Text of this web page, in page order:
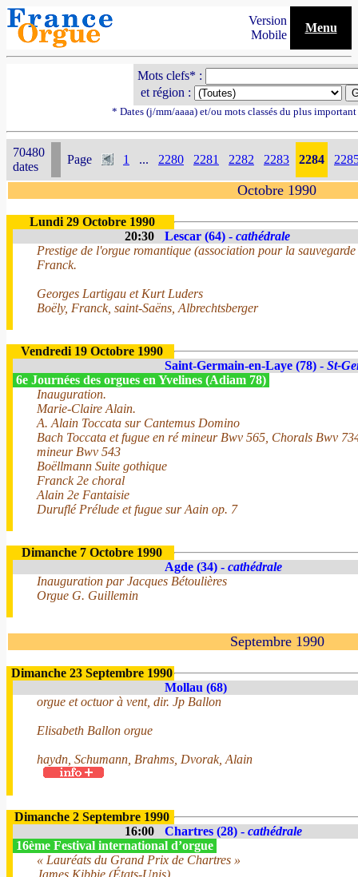
Version
Mobile
Menu
Mots clefs* :
et région :
* Dates (j/mm/aaaa) et/ou mots classés du plus
70480
dates
Page 1 ... 2280 2281 2282 2283 2284
Octobre 1990
Lundi 29 Octobre 1990
20:30
Lescar (64) - cathédrale
Prestige de l'orgue romantique (association pour la
Franck.
Georges Lartigau et Kurt Luders
Boëly, Franck, saint-Saëns, Albrechtsberger
Vendredi 19 Octobre 1990
Saint-Germain-en-Laye (78) - St-
6e Journées des orgues en Yvelines (Adiam 78)
Inauguration.
Marie-Claire Alain.
A. Alain Toccata sur Cantemus Domino
Bach Toccata et fugue en ré mineur Bwv 565, Chorals Bwv
mineur Bwv 543
Boëllmann Suite gothique
Franck 2e choral
Alain 2e Fantaisie
Duruflé Prélude et fugue sur Aain op. 7
Dimanche 7 Octobre 1990
Agde (34) - cathédrale
Inauguration par Jacques Bétoulières
Orgue G. Guillemin
Septembre 1990
Dimanche 23 Septembre 1990
Mollau (68)
orgue et octuor à vent, dir. Jp Ballon
Elisabeth Ballon orgue
haydn, Schumann, Brahms, Dvorak, Alain
Dimanche 2 Septembre 1990
16:00
Chartres (28) - cathédrale
16ème Festival international d’orgue
« Lauréats du Grand Prix de Chartres »
James Kibbie (États-Unis)